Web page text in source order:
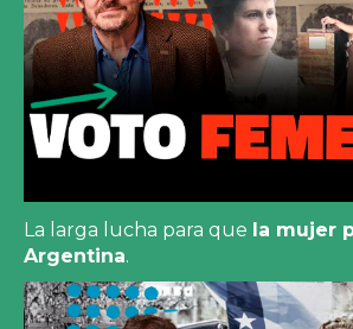
La larga lucha para que la mujer
Argentina.